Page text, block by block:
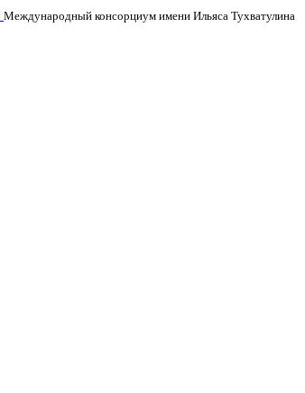
Международный консорциум имени Ильяса Тухватулина